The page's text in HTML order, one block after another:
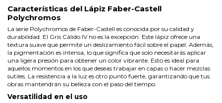
Características del Lápiz Faber-Castell
Polychromos
La serie Polychromos de Faber-Castell es conocida por su calidad y
durabilidad. El Gris Cálido IV no es la excepción. Este lápiz ofrece una
textura suave que permite un deslizamiento fácil sobre el papel. Además,
la pigmentación es intensa, lo que significa que solo necesitarás aplicar
una ligera presión para obtener un color vibrante. Esto es ideal para
aquellos momentos en los que deseas trabajar en capas o hacer mezclas
sutiles. La resistencia a la luz es otro punto fuerte, garantizando que tus
obras mantendrán su belleza con el paso del tiempo.
Versatilidad en el uso